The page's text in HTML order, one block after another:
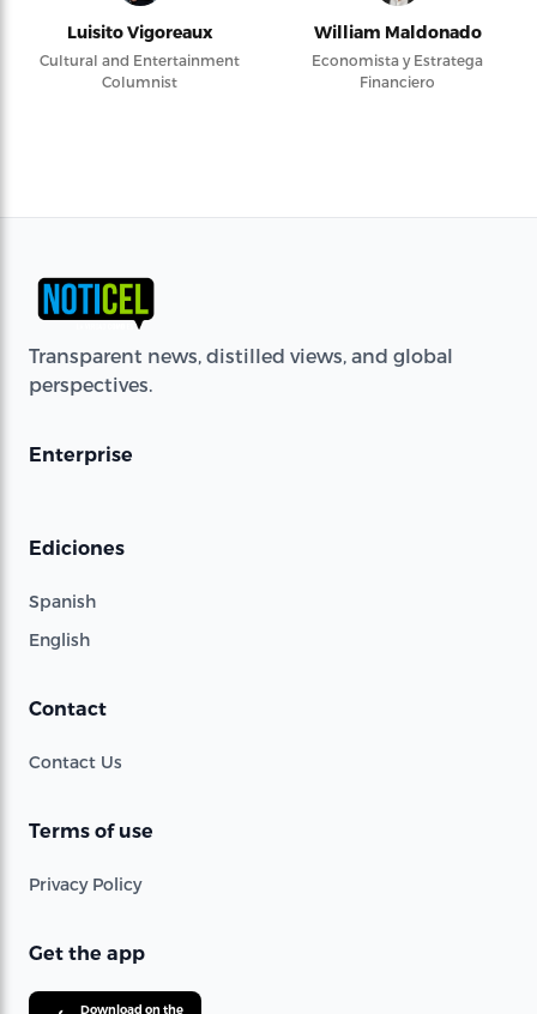
Luisito Vigoreaux
Cultural and Entertainment
Columnist
William Maldonado
Economista y Estratega
Financiero
Transparent news, distilled views, and global
perspectives.
Enterprise
Ediciones
Spanish
English
Contact
Contact Us
Terms of use
Privacy Policy
Get the app
Download on the